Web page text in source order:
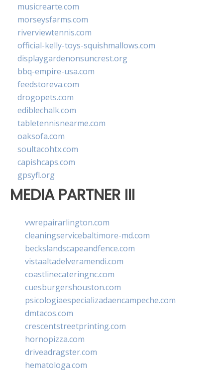
musicrearte.com
morseysfarms.com
riverviewtennis.com
official-kelly-toys-squishmallows.com
displaygardenonsuncrest.org
bbq-empire-usa.com
feedstoreva.com
drogopets.com
ediblechalk.com
tabletennisnearme.com
oaksofa.com
soultacohtx.com
capishcaps.com
gpsyfl.org
MEDIA PARTNER III
vwrepairarlington.com
cleaningservicebaltimore-md.com
beckslandscapeandfence.com
vistaaltadelveramendi.com
coastlinecateringnc.com
cuesburgershouston.com
psicologiaespecializadaencampeche.com
dmtacos.com
crescentstreetprinting.com
hornopizza.com
driveadragster.com
hematologa.com